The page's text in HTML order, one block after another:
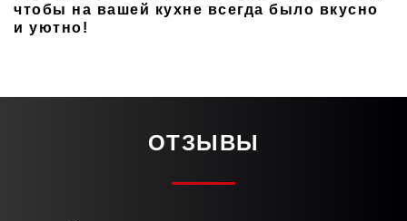
чтобы на вашей кухне всегда было вкусно
и уютно!
ОТЗЫВЫ